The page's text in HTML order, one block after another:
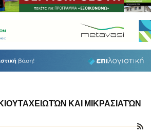
ΚΑΙ ΜΙΚΡΑΣΙΑΤΏΝ